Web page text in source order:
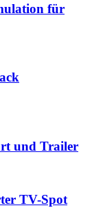
für
und Trailer
TV-Spot